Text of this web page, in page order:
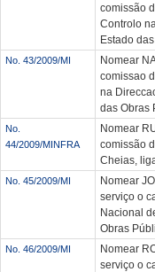
comissão
Controlo
Estado
No. 43/2009/MI
Nomear
comissao
na
das Obras
No.
44/2009/MINFRA
Nomear
comissão
Cheias,
No. 45/2009/MI
Nomear
serviço o
Nacional
Obras
No. 46/2009/MI
Nomear
serviço o